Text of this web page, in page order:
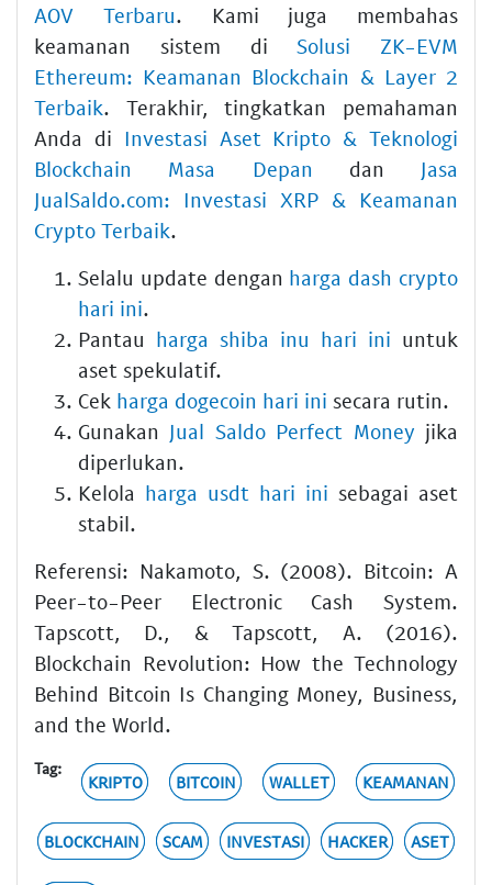
AOV Terbaru. Kami juga membahas
keamanan sistem diSolusi ZK-EVM
Ethereum: Keamanan Blockchain & Layer 2
Terbaik. Terakhir, tingkatkan pemahaman
Anda di Investasi Aset Kripto & Teknologi
Blockchain Masa Depan dan Jasa
JualSaldo.com: Investasi XRP & Keamanan
Crypto Terbaik.
Selalu update dengan harga dash crypto
hari ini.
Pantau harga shiba inu hari ini untuk
aset spekulatif.
Cek harga dogecoin hari ini secara rutin.
Gunakan Jual Saldo Perfect Money jika
diperlukan.
Kelola harga usdt hari ini sebagai aset
stabil.
Referensi: Nakamoto, S. (2008). Bitcoin: A
Peer-to-Peer Electronic Cash System.
Tapscott, D., & Tapscott, A. (2016).
Blockchain Revolution: How the Technology
Behind Bitcoin Is Changing Money, Business,
and the World.
Tag:
KRIPTO BITCOIN WALLET KEAMANAN
BLOCKCHAIN SCAM INVESTASI HACKER ASET